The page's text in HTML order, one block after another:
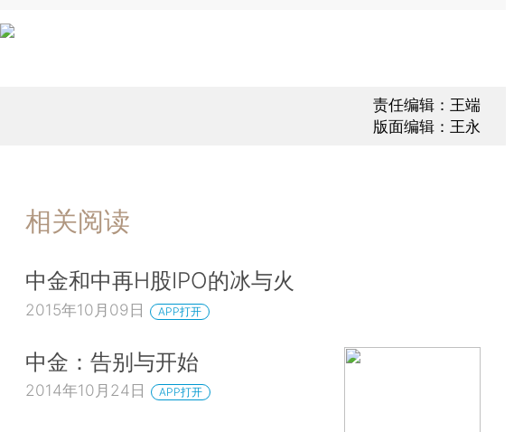
责任编辑：王端
版面编辑：王永
相关阅读
中金和中再H股IPO的冰与火
2015年10月09日 APP打开
中金：告别与开始
2014年10月24日 APP打开